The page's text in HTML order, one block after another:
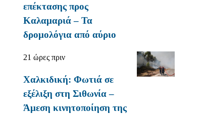
επέκτασης προς
Καλαμαριά – Τα
δρομολόγια από αύριο
21 ώρες πριν
Χαλκιδική: Φωτιά σε
εξέλιξη στη Σιθωνία –
Άμεση κινητοποίηση της